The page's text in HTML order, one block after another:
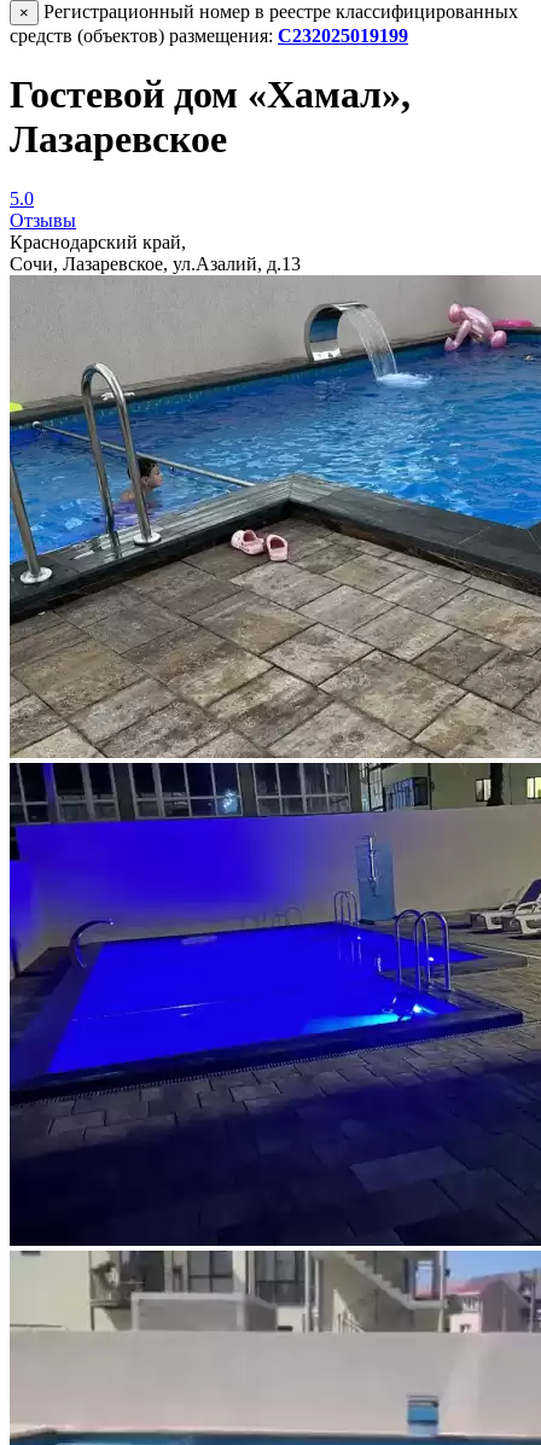
×
Регистрационный номер в реестре классифицированных
средств (объектов) размещения: С232025019199
Гостевой дом «Хамал»,
Лазаревское
5.0
Отзывы
Краснодарский край,
Сочи, Лазаревское, ул.Азалий, д.13